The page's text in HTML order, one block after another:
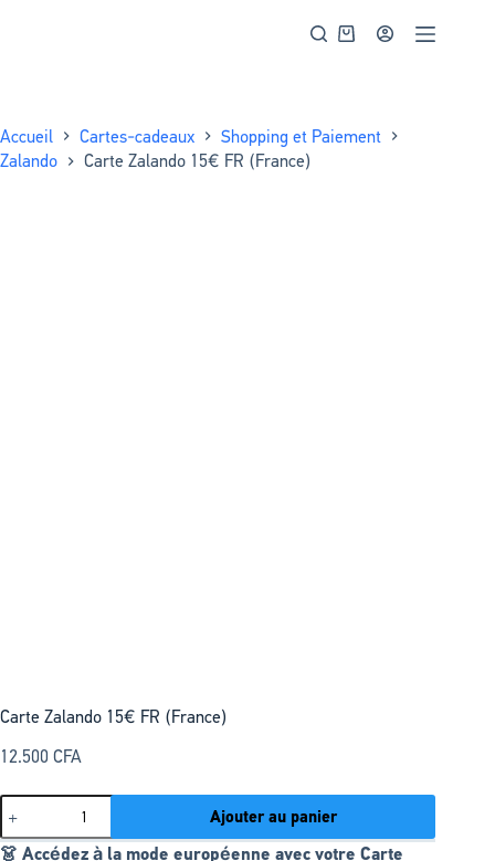
Accueil Cartes-cadeaux
Shopping et Paiement
Zalando
Carte Zalando 15€ FR (France)
Carte Zalando 15€ FR (France)
12.500 CFA
Ajouter au panier
👗 Accédez à la mode européenne avec votre Carte